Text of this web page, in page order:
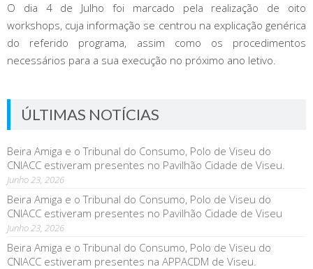
O dia 4 de Julho foi marcado pela realização de oito
workshops, cuja informação se centrou na explicação genérica
do referido programa, assim como os procedimentos
necessários para a sua execução no próximo ano letivo.
ÚLTIMAS NOTÍCIAS
Beira Amiga e o Tribunal do Consumo, Polo de Viseu do
CNIACC estiveram presentes no Pavilhão Cidade de Viseu.
Junho 23, 2026
Beira Amiga e o Tribunal do Consumo, Polo de Viseu do
CNIACC estiveram presentes no Pavilhão Cidade de Viseu
Junho 23, 2026
Beira Amiga e o Tribunal do Consumo, Polo de Viseu do
CNIACC estiveram presentes na APPACDM de Viseu.